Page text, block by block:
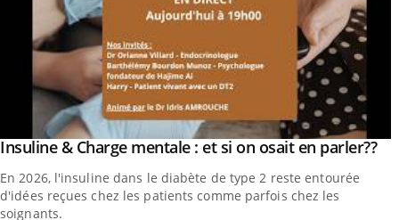
Youtube
Insuline & Charge mentale : et si on osait en parler??
En 2026, l'insuline dans le diabète de type 2 reste entourée
d'idées reçues chez les patients comme parfois chez les
soignants.